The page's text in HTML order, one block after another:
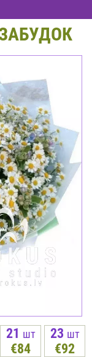
21 шт
€84
23 шт
€92